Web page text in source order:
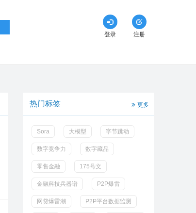
登录 注册
热门标签 更多
Sora 大模型 字节跳动
数字竞争力 数字藏品
零售金融 175号文
金融科技兵器谱 P2P爆雷
网贷爆雷潮 P2P平台数据监测